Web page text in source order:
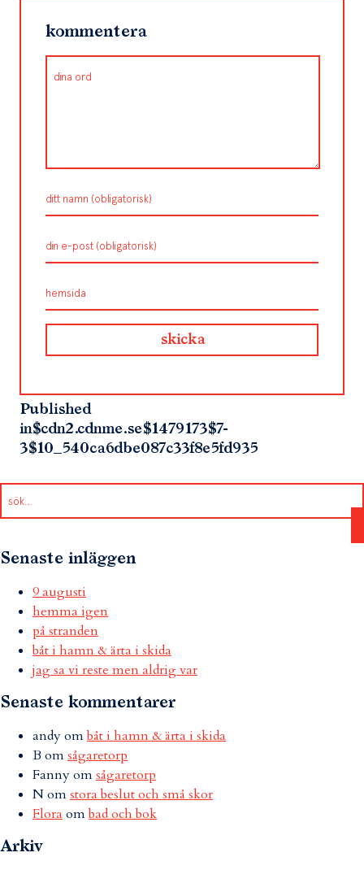
kommentera
Published
in$cdn2.cdnme.se$1479173$7-
3$10_540ca6dbe087c33f8e5fd935
Senaste inläggen
9 augusti
hemma igen
på stranden
båt i hamn & ärta i skida
jag sa vi reste men aldrig var
Senaste kommentarer
andyombåt i hamn & ärta i skida
B omsågaretorp
Fannyomsågaretorp
Nomstora beslut och små skor
Flora ombad och bok
Arkiv